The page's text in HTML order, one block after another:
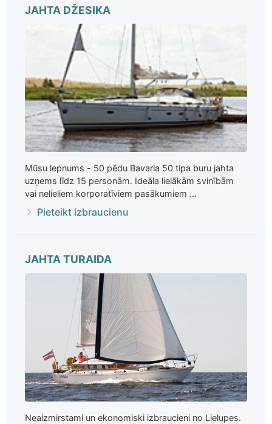
JAHTA DŽESIKA
Mūsu lepnums - 50 pēdu Bavaria 50 tipa buru jahta
uzņems līdz 15 personām. Ideāla lielākām svinībām
vai nelieliem korporatīviem pasākumiem ...
Pieteikt izbraucienu
JAHTA TURAIDA
Neaizmirstami un ekonomiski izbraucieni no Lielupes.